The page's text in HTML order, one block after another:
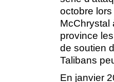
octobre
McChrystal
province
de soutien
Talibans
En janvier